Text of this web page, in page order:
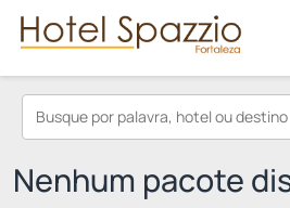
Nenhum pacote